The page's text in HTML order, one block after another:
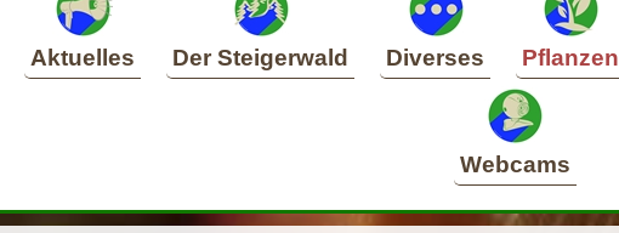
Aktuelles Der Steigerwald Diverses Pflanzen
Webcams